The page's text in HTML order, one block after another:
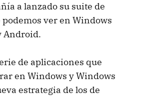
a lanzado su suite de
ver en Windows
Android.
de aplicaciones que
en Windows y Windows
estrategia de los de